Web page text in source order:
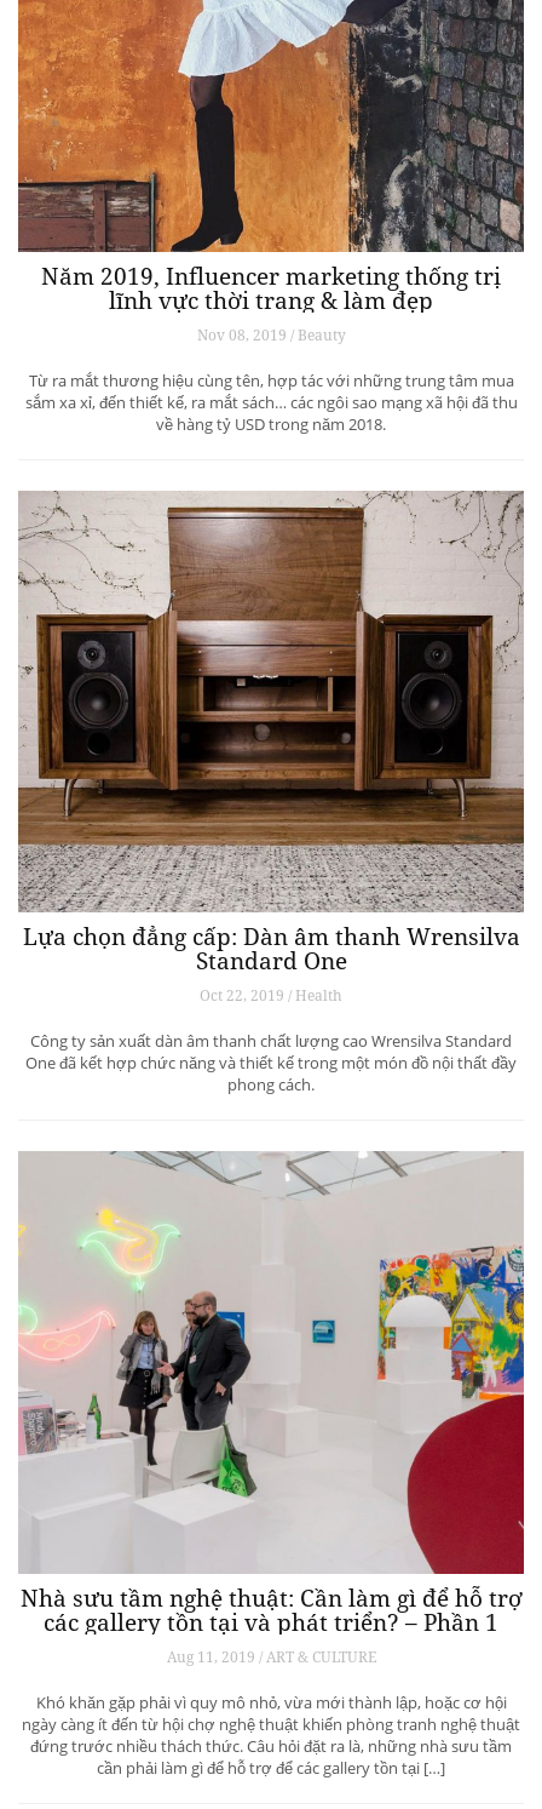
Năm 2019, Influencer marketing thống trị
lĩnh vực thời trang & làm đẹp
Nov 08, 2019 / Beauty
Từ ra mắt thương hiệu cùng tên, hợp tác với những trung tâm mua
sắm xa xỉ, đến thiết kế, ra mắt sách… các ngôi sao mạng xã hội đã thu
về hàng tỷ USD trong năm 2018.
Lựa chọn đẳng cấp: Dàn âm thanh Wrensilva
Standard One
Oct 22, 2019 / Health
Công ty sản xuất dàn âm thanh chất lượng cao Wrensilva Standard
One đã kết hợp chức năng và thiết kế trong một món đồ nội thất đầy
phong cách.
Nhà sưu tầm nghệ thuật: Cần làm gì để hỗ trợ
các gallery tồn tại và phát triển? – Phần 1
Aug 11, 2019 / ART & CULTURE
Khó khăn gặp phải vì quy mô nhỏ, vừa mới thành lập, hoặc cơ hội
ngày càng ít đến từ hội chợ nghệ thuật khiến phòng tranh nghệ thuật
đứng trước nhiều thách thức. Câu hỏi đặt ra là, những nhà sưu tầm
cần phải làm gì để hỗ trợ để các gallery tồn tại […]